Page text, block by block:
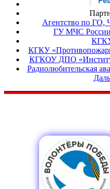
Агентство по ГО,
ГУ МЧС России
КГКУ
КГКОУ ДПО
Радиолюбительская